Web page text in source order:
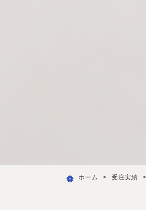
ホーム > 受注実績 >